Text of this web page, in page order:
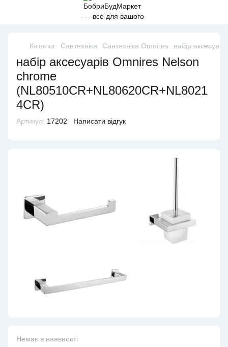
Каталог Сантехніка Сантехніка Omnires набір
набір аксесуарів Omnires Nelson
chrome
(NL80510CR+NL80620CR+NL8021
4CR)
Артикул: 17202 Написати відгук
Немає в наявності